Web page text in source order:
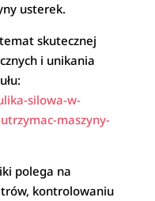
usterek.
skutecznej
i unikania
silowa-w-
maszyny-
polega na
kontrolowaniu